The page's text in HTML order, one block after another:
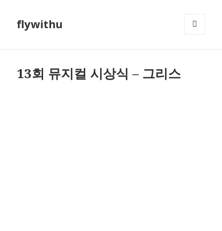
flywithu
13회 뮤지컬 시상식 – 그리스